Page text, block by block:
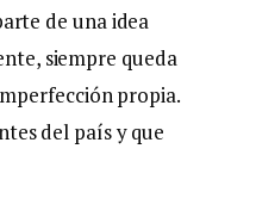
de una idea
siempre queda
propia.
del país y que